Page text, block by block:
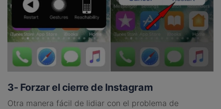
3- Forzar el cierre de Instagram
Otra manera fácil de lidiar con el problema de